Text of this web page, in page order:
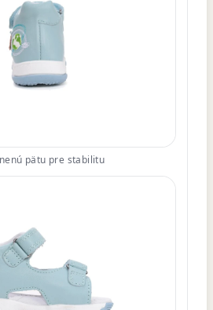
pätu pre stabilitu